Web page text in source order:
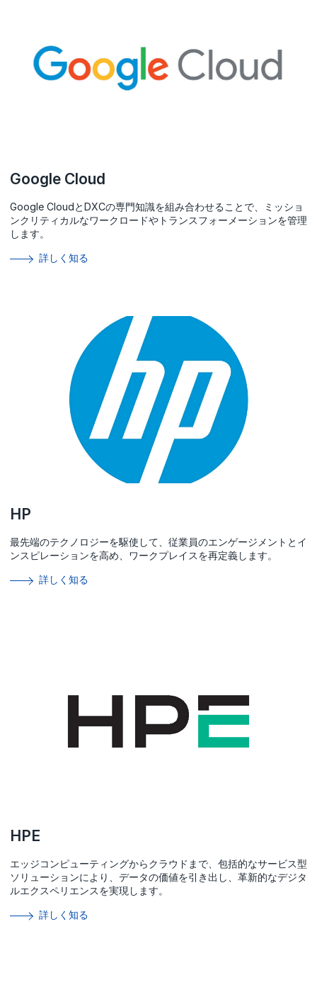
Google Cloud
Google CloudとDXCの専門知識を組み合わせることで、ミッショ
ンクリティカルなワークロードやトランスフォーメーションを管理
します。
詳しく知る
HP
最先端のテクノロジーを駆使して、従業員のエンゲージメントとイ
ンスピレーションを高め、ワークプレイスを再定義します。
詳しく知る
HPE
エッジコンピューティングからクラウドまで、包括的なサービス型
ソリューションにより、データの価値を引き出し、革新的なデジタ
ルエクスペリエンスを実現します。
詳しく知る